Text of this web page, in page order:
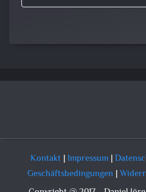
Kontakt| Impressum|
Geschäftsbedingungen |